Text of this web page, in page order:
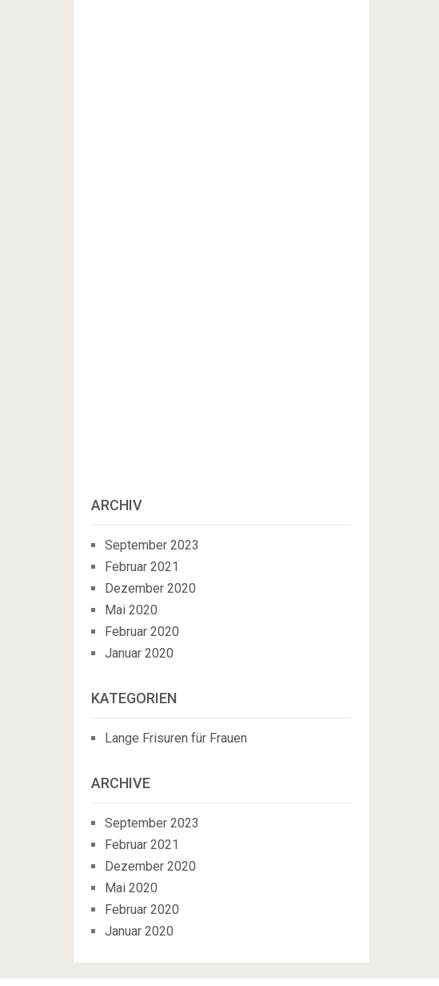
ARCHIV
September 2023
Februar 2021
Dezember 2020
Mai 2020
Februar 2020
Januar 2020
KATEGORIEN
Lange Frisuren für Frauen
ARCHIVE
September 2023
Februar 2021
Dezember 2020
Mai 2020
Februar 2020
Januar 2020